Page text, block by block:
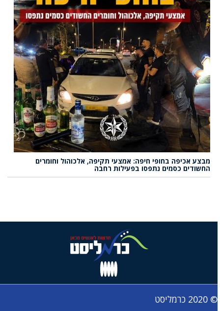
מבצע אכיפה בחופי חיפה: אמצעי תקיפה, אלכוהול וחומרים
החשודים כסמים נתפסו בפעילות רחבה
© 2020 כרמליסט